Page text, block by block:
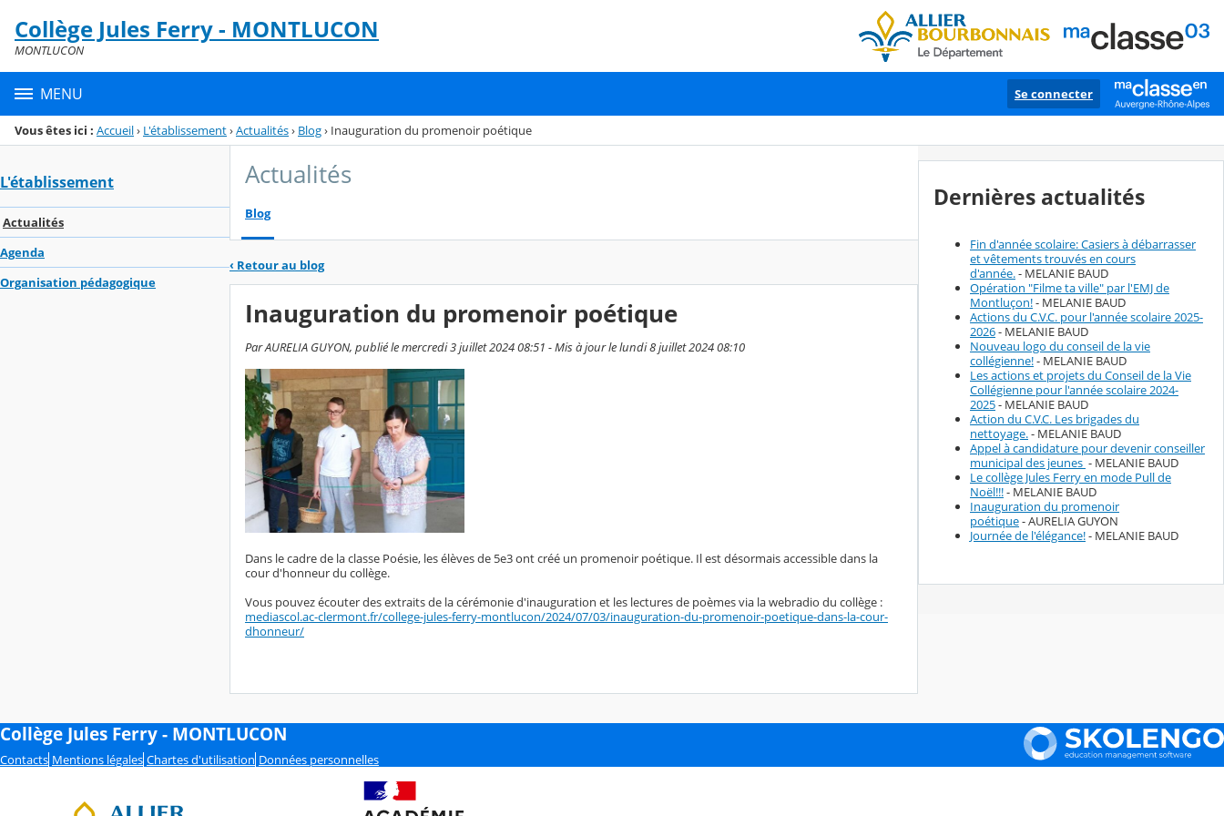
Menu de la rubrique
Contenu
Collège Jules Ferry - MONTLUCON
MONTLUCON
MENU Se connecter
Vous êtes ici : Accueil› L'établissement›Actualités› Blog› Inauguration du promenoir poétique
L'établissement
Actualités
Agenda
Organisation pédagogique
Actualités
Blog
‹ Retour au blog
Inauguration du promenoir poétique
Par AURELIA GUYON, publié le mercredi 3 juillet 2024 08:51 - Mis à jour le lundi 8 juillet 2024 08:10
Dans le cadre de la classe Poésie, les élèves de 5e3 ont créé un promenoir poétique. Il est désormais accessible dans la
cour d'honneur du collège.
Vous pouvez écouter des extraits de la cérémonie d'inauguration et les lectures de poèmes via la webradio du collège :
mediascol.ac-clermont.fr/college-jules-ferry-montlucon/2024/07/03/inauguration-du-promenoir-poetique-dans-la-cour-
dhonneur/
Dernières actualités
Fin d'année scolaire: Casiers à débarrasser
et vêtements trouvés en cours
d'année.- MELANIE BAUD
Opération "Filme ta ville" par l'EMJ de
Montluçon!- MELANIE BAUD
Actions du C.V.C. pour l'année scolaire 2025-
2026- MELANIE BAUD
Nouveau logo du conseil de la vie
collégienne!- MELANIE BAUD
Les actions et projets du Conseil de la Vie
Collégienne pour l'année scolaire 2024-
2025- MELANIE BAUD
Action du C.V.C. Les brigades du
nettoyage.- MELANIE BAUD
Appel à candidature pour devenir conseiller
municipal des jeunes - MELANIE BAUD
Le collège Jules Ferry en mode Pull de
Noël!!!- MELANIE BAUD
Inauguration du promenoir
poétique- AURELIA GUYON
Journée de l'élégance!- MELANIE BAUD
Collège Jules Ferry - MONTLUCON
Contacts Mentions légales Chartes d'utilisation Données personnelles